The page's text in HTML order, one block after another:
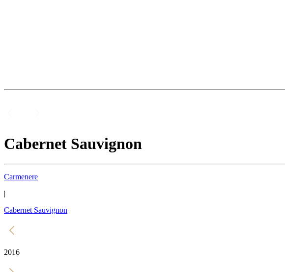
Cabernet Sauvignon
Carmenere
|
Cabernet Sauvignon
2016